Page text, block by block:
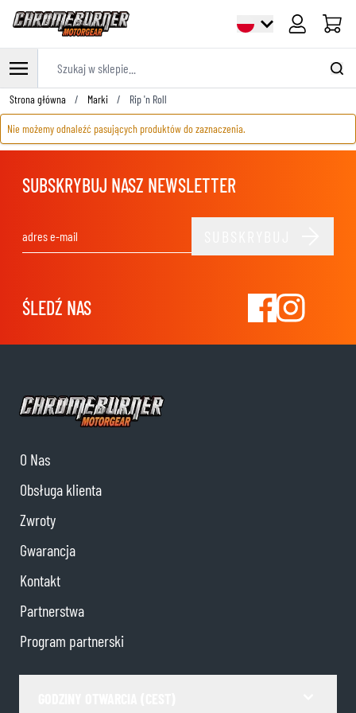
Cart
Przejdź do treści
Strona główna / Marki / Rip 'n Roll
Nie możemy odnaleźć pasujących produktów do zaznaczenia.
SUBSKRYBUJ NASZ NEWSLETTER
ŚLEDŹ NAS
O Nas
Obsługa klienta
Zwroty
Gwarancja
Kontakt
Partnerstwa
Program partnerski